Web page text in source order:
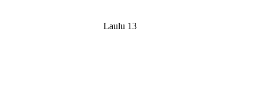
Laulu 13